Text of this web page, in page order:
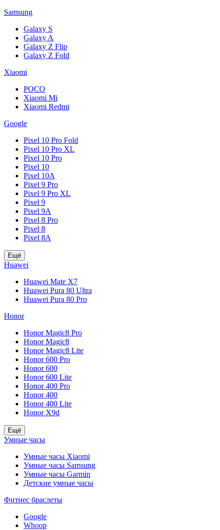
Samsung
Galaxy S
Galaxy A
Galaxy Z Flip
Galaxy Z Fold
Xiaomi
POCO
Xiaomi Mi
Xiaomi Redmi
Google
Pixel 10 Pro Fold
Pixel 10 Pro XL
Pixel 10 Pro
Pixel 10
Pixel 10A
Pixel 9 Pro
Pixel 9 Pro XL
Pixel 9
Pixel 9A
Pixel 8 Pro
Pixel 8
Pixel 8A
Ещё
Huawei
Huawei Mate X7
Huawei Pura 80 Ultra
Huawei Pura 80 Pro
Honor
Honor Magic8 Pro
Honor Magic8
Honor Magic8 Lite
Honor 600 Pro
Honor 600
Honor 600 Lite
Honor 400 Pro
Honor 400
Honor 400 Lite
Honor X9d
Ещё
Умные часы
Умные часы Xiaomi
Умные часы Samsung
Умные часы Garmin
Детские умные часы
Фитнес браслеты
Google
Whoop